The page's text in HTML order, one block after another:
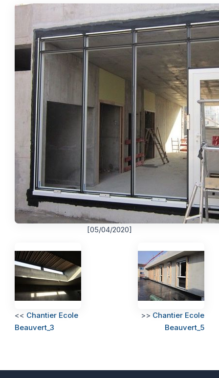
[05/04/2020]
<< Chantier Ecole
Beauvert_3
>> Chantier Ecole
Beauvert_5